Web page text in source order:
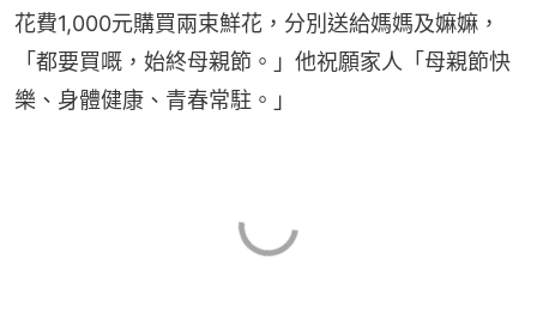
花費1,000元購買兩束鮮花，分別送給媽媽及嫲嫲，
「都要買嘅，始終母親節。」他祝願家人「母親節快
樂、身體健康、青春常駐。」